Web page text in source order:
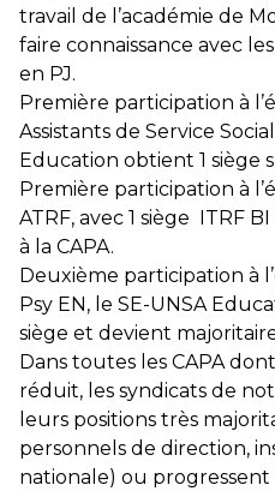
travail de l’académie de
faire connaissance avec
en PJ.
Première participation à
Assistants de Service
Education obtient 1 siège
Première participation à
ATRF, avec 1 siège ITRF
à la CAPA.
Deuxième participation à
Psy EN, le SE-UNSA
siège et devient
Dans toutes les CAPA
réduit, les syndicats de
leurs positions très
personnels de direction,
nationale) ou progressent